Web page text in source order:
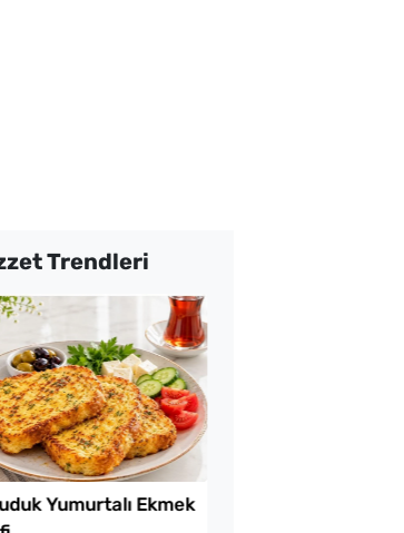
Lezzet Trendleri